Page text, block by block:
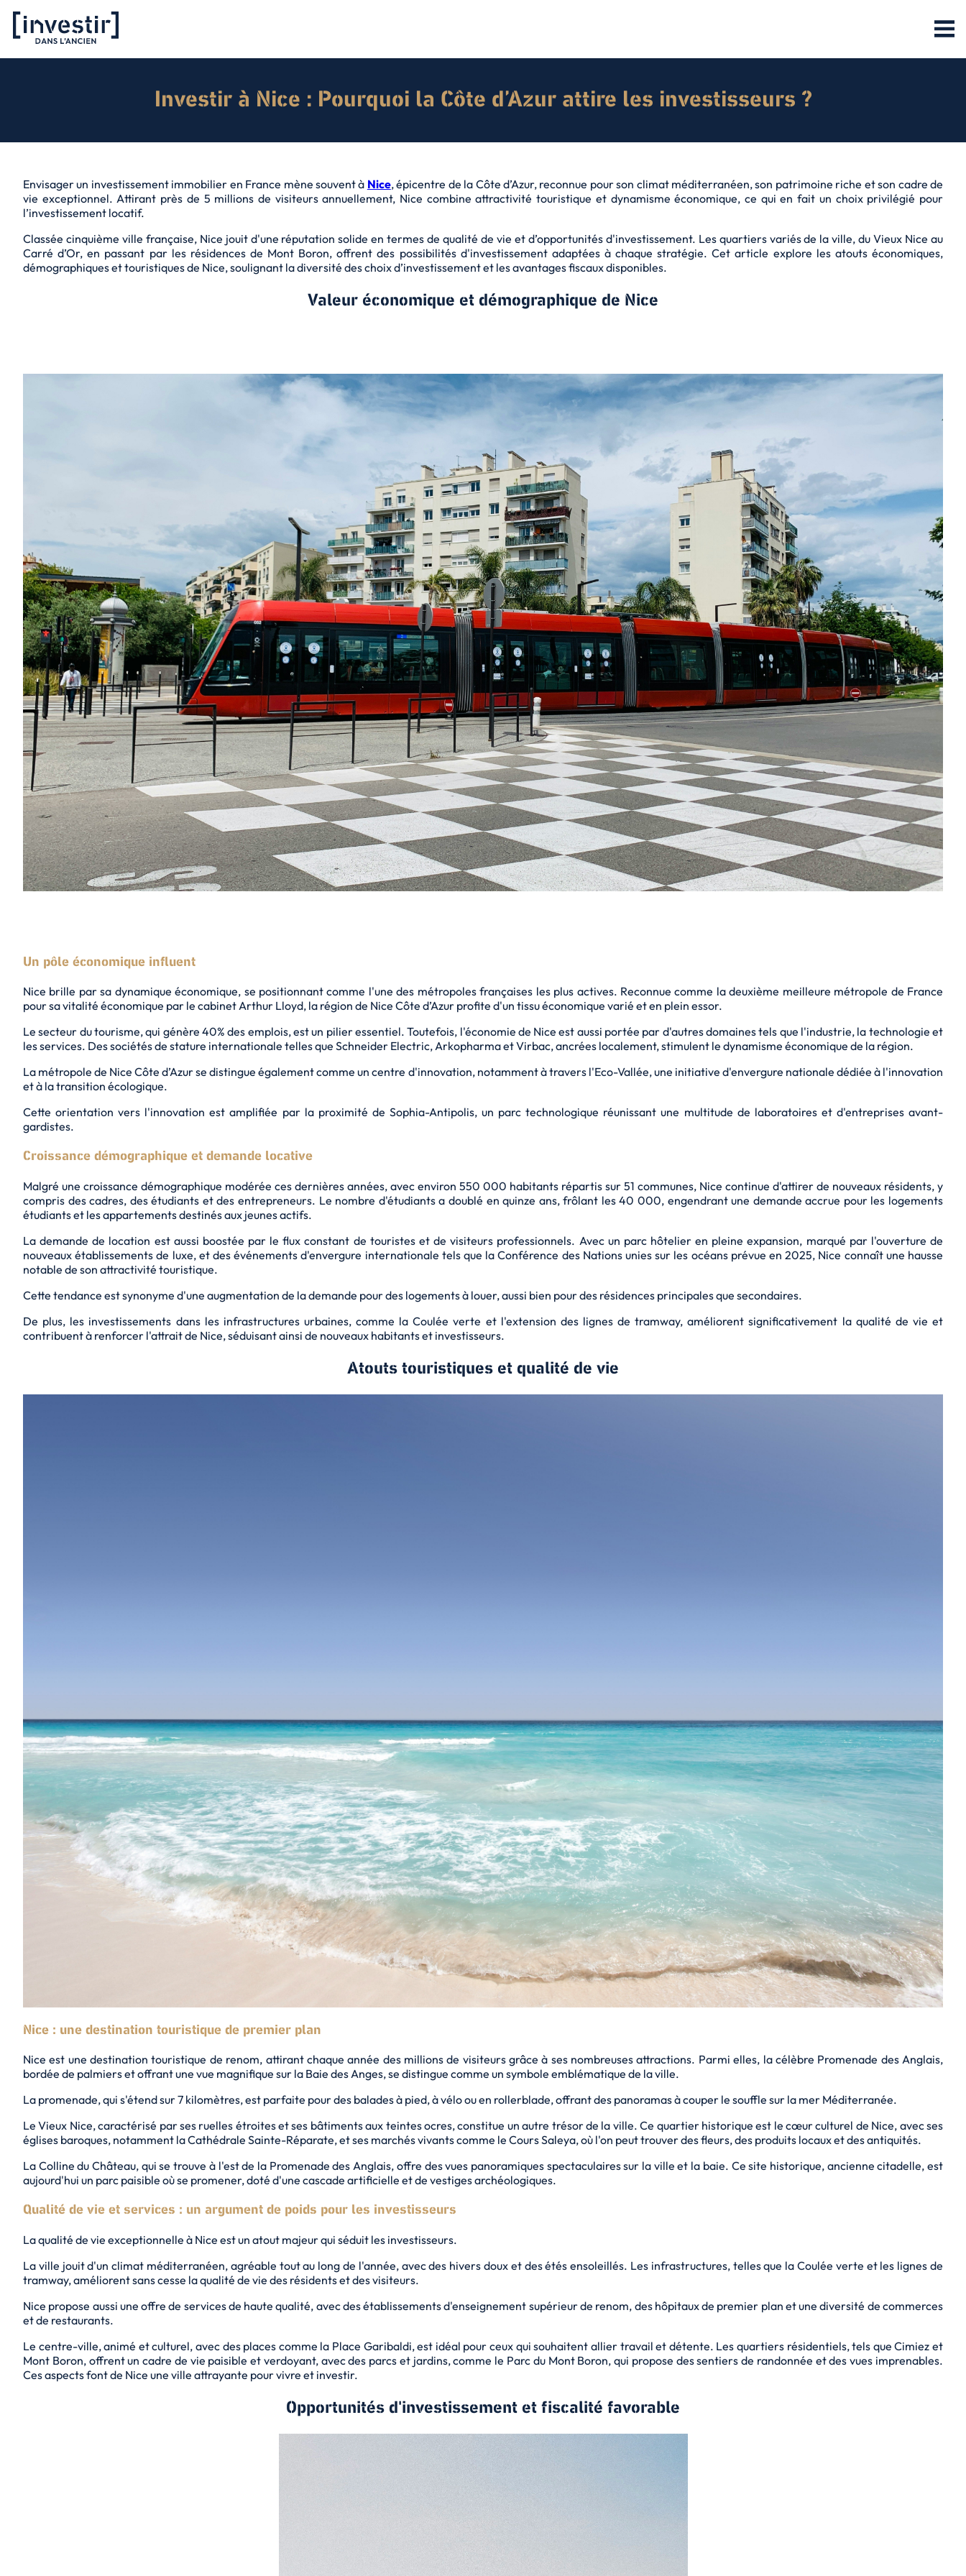
Investir à Nice : Pourquoi la Côte d’Azur attire les investisseurs ?
Envisager un investissement immobilier en France mène souvent à Nice, épicentre de la Côte d’Azur, reconnue pour son climat méditerranéen, son patrimoine riche et son cadre de
vie exceptionnel. Attirant près de 5 millions de visiteurs annuellement, Nice combine attractivité touristique et dynamisme économique, ce qui en fait un choix privilégié pour
l’investissement locatif.
Classée cinquième ville française, Nice jouit d'une réputation solide en termes de qualité de vie et d’opportunités d'investissement. Les quartiers variés de la ville, du Vieux Nice au
Carré d’Or, en passant par les résidences de Mont Boron, offrent des possibilités d'investissement adaptées à chaque stratégie. Cet article explore les atouts économiques,
démographiques et touristiques de Nice, soulignant la diversité des choix d’investissement et les avantages fiscaux disponibles.
Valeur économique et démographique de Nice
Un pôle économique influent
Nice brille par sa dynamique économique, se positionnant comme l'une des métropoles françaises les plus actives. Reconnue comme la deuxième meilleure métropole de France
pour sa vitalité économique par le cabinet Arthur Lloyd, la région de Nice Côte d’Azur profite d'un tissu économique varié et en plein essor.
Le secteur du tourisme, qui génère 40% des emplois, est un pilier essentiel. Toutefois, l'économie de Nice est aussi portée par d'autres domaines tels que l'industrie, la technologie et
les services. Des sociétés de stature internationale telles que Schneider Electric, Arkopharma et Virbac, ancrées localement, stimulent le dynamisme économique de la région.
La métropole de Nice Côte d’Azur se distingue également comme un centre d'innovation, notamment à travers l'Eco-Vallée, une initiative d'envergure nationale dédiée à l'innovation
et à la transition écologique.
Cette orientation vers l'innovation est amplifiée par la proximité de Sophia-Antipolis, un parc technologique réunissant une multitude de laboratoires et d'entreprises avant-
gardistes.
Croissance démographique et demande locative
Malgré une croissance démographique modérée ces dernières années, avec environ 550 000 habitants répartis sur 51 communes, Nice continue d'attirer de nouveaux résidents, y
compris des cadres, des étudiants et des entrepreneurs. Le nombre d'étudiants a doublé en quinze ans, frôlant les 40 000, engendrant une demande accrue pour les logements
étudiants et les appartements destinés aux jeunes actifs.
La demande de location est aussi boostée par le flux constant de touristes et de visiteurs professionnels. Avec un parc hôtelier en pleine expansion, marqué par l'ouverture de
nouveaux établissements de luxe, et des événements d'envergure internationale tels que la Conférence des Nations unies sur les océans prévue en 2025, Nice connaît une hausse
notable de son attractivité touristique.
Cette tendance est synonyme d'une augmentation de la demande pour des logements à louer, aussi bien pour des résidences principales que secondaires.
De plus, les investissements dans les infrastructures urbaines, comme la Coulée verte et l'extension des lignes de tramway, améliorent significativement la qualité de vie et
contribuent à renforcer l'attrait de Nice, séduisant ainsi de nouveaux habitants et investisseurs.
Atouts touristiques et qualité de vie
Nice : une destination touristique de premier plan
Nice est une destination touristique de renom, attirant chaque année des millions de visiteurs grâce à ses nombreuses attractions. Parmi elles, la célèbre Promenade des Anglais,
bordée de palmiers et offrant une vue magnifique sur la Baie des Anges, se distingue comme un symbole emblématique de la ville.
La promenade, qui s'étend sur 7 kilomètres, est parfaite pour des balades à pied, à vélo ou en rollerblade, offrant des panoramas à couper le souffle sur la mer Méditerranée.
Le Vieux Nice, caractérisé par ses ruelles étroites et ses bâtiments aux teintes ocres, constitue un autre trésor de la ville. Ce quartier historique est le cœur culturel de Nice, avec ses
églises baroques, notamment la Cathédrale Sainte-Réparate, et ses marchés vivants comme le Cours Saleya, où l'on peut trouver des fleurs, des produits locaux et des antiquités.
La Colline du Château, qui se trouve à l'est de la Promenade des Anglais, offre des vues panoramiques spectaculaires sur la ville et la baie. Ce site historique, ancienne citadelle, est
aujourd'hui un parc paisible où se promener, doté d'une cascade artificielle et de vestiges archéologiques.
Qualité de vie et services : un argument de poids pour les investisseurs
La qualité de vie exceptionnelle à Nice est un atout majeur qui séduit les investisseurs.
La ville jouit d'un climat méditerranéen, agréable tout au long de l'année, avec des hivers doux et des étés ensoleillés. Les infrastructures, telles que la Coulée verte et les lignes de
tramway, améliorent sans cesse la qualité de vie des résidents et des visiteurs.
Nice propose aussi une offre de services de haute qualité, avec des établissements d'enseignement supérieur de renom, des hôpitaux de premier plan et une diversité de commerces
et de restaurants.
Le centre-ville, animé et culturel, avec des places comme la Place Garibaldi, est idéal pour ceux qui souhaitent allier travail et détente. Les quartiers résidentiels, tels que Cimiez et
Mont Boron, offrent un cadre de vie paisible et verdoyant, avec des parcs et jardins, comme le Parc du Mont Boron, qui propose des sentiers de randonnée et des vues imprenables.
Ces aspects font de Nice une ville attrayante pour vivre et investir.
Opportunités d'investissement et fiscalité favorable